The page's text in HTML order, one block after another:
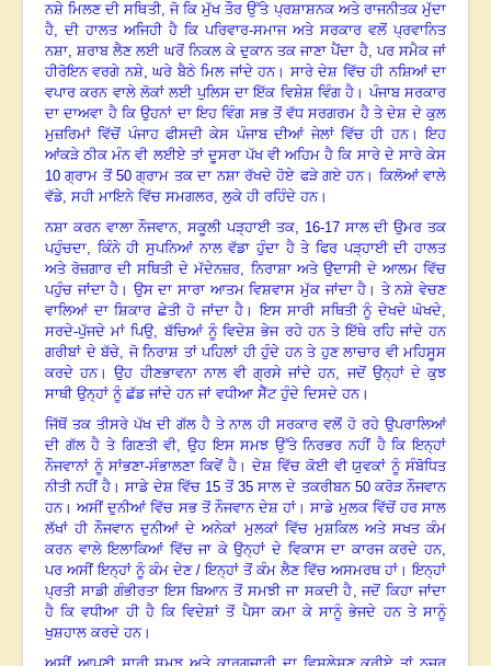
ਨਸ਼ੇ ਮਿਲਣ ਦੀ ਸਥਿਤੀ, ਜੋ ਕਿ ਮੁੱਖ ਤੌਰ ਉੱਤੇ ਪ੍ਰਸ਼ਾਸ਼ਨਕ ਅਤੇ ਰਾਜਨੀਤਕ ਮੁੱਦਾ
ਹੈ, ਦੀ ਹਾਲਤ ਅਜਿਹੀ ਹੈ ਕਿ ਪਰਿਵਾਰ-ਸਮਾਜ ਅਤੇ ਸਰਕਾਰ ਵਲੋਂ ਪ੍ਰਵਾਨਿਤ
ਨਸ਼ਾ, ਸ਼ਰਾਬ ਲੈਣ ਲਈ ਘਰੋਂ ਨਿਕਲ ਕੇ ਦੁਕਾਨ ਤਕ ਜਾਣਾ ਪੈਂਦਾ ਹੈ, ਪਰ ਸਮੈਕ ਜਾਂ
ਹੀਰੋਇਨ ਵਰਗੇ ਨਸ਼ੇ, ਘਰੇ ਬੈਠੇ ਮਿਲ ਜਾਂਦੇ ਹਨ। ਸਾਰੇ ਦੇਸ਼ ਵਿੱਚ ਹੀ ਨਸ਼ਿਆਂ ਦਾ
ਵਪਾਰ ਕਰਨ ਵਾਲੇ ਲੋਕਾਂ ਲਈ ਪੁਲਿਸ ਦਾ ਇੱਕ ਵਿਸ਼ੇਸ਼ ਵਿੰਗ ਹੈ । ਪੰਜਾਬ ਸਰਕਾਰ
ਦਾ ਦਾਅਵਾ ਹੈ ਕਿ ਉਹਨਾਂ ਦਾ ਇਹ ਵਿੰਗ ਸਭ ਤੋਂ ਵੱਧ ਸਰਗਰਮ ਹੈ ਤੇ ਦੇਸ਼ ਦੇ ਕੁਲ
ਮੁਜ਼ਰਿਮਾਂ ਵਿੱਚੋਂ ਪੰਜਾਹ ਫੀਸਦੀ ਕੇਸ ਪੰਜਾਬ ਦੀਆਂ ਜੇਲਾਂ ਵਿੱਚ ਹੀ ਹਨ।ਇਹ
ਆਂਕੜੇ ਠੀਕ ਮੰਨ ਵੀ ਲਈਏ ਤਾਂ ਦੂਸਰਾ ਪੱਖ ਵੀ ਅਹਿਮ ਹੈ ਕਿ ਸਾਰੇ ਦੇ ਸਾਰੇ ਕੇਸ
10 ਗ੍ਰਾਮ ਤੋਂ 50 ਗ੍ਰਾਮ ਤਕ ਦਾ ਨਸ਼ਾ ਰੱਖਦੇ ਹੋਏ ਫੜੇ ਗਏ ਹਨ। ਕਿਲੋਆਂ ਵਾਲੇ
ਵੱਡੇ, ਸਹੀ ਮਾਇਨੇ ਵਿੱਚ ਸਮਗਲਰ, ਲੁਕੇ ਹੀ ਰਹਿੰਦੇ ਹਨ।
ਨਸ਼ਾ ਕਰਨ ਵਾਲਾ ਨੌਜਵਾਨ, ਸਕੂਲੀ ਪੜ੍ਹਾਈ ਤਕ, 16-17 ਸਾਲ ਦੀ ਉਮਰ ਤਕ
ਪਹੁੰਚਦਾ, ਕਿੰਨੇ ਹੀ ਸੁਪਨਿਆਂ ਨਾਲ ਵੱਡਾ ਹੁੰਦਾ ਹੈ ਤੇ ਫਿਰ ਪੜ੍ਹਾਈ ਦੀ ਹਾਲਤ
ਅਤੇ ਰੋਜ਼ਗਾਰ ਦੀ ਸਥਿਤੀ ਦੇ ਮੱਦੇਨਜ਼ਰ, ਨਿਰਾਸ਼ਾ ਅਤੇ ਉਦਾਸੀ ਦੇ ਆਲਮ ਵਿੱਚ
ਪਹੁੰਚ ਜਾਂਦਾ ਹੈ । ਉਸ ਦਾ ਸਾਰਾ ਆਤਮ ਵਿਸ਼ਵਾਸ ਮੁੱਕ ਜਾਂਦਾ ਹੈ । ਤੇ ਨਸ਼ੇ ਵੇਚਣ
ਵਾਲਿਆਂ ਦਾ ਸ਼ਿਕਾਰ ਛੇਤੀ ਹੋ ਜਾਂਦਾ ਹੈ ।ਇਸ ਸਾਰੀ ਸਥਿਤੀ ਨੂੰ ਦੇਖਦੇ ਘੋਖਦੇ,
ਸਰਦੇ-ਪੁੱਜਦੇ ਮਾਂ ਪਿਉ, ਬੱਚਿਆਂ ਨੂੰ ਵਿਦੇਸ਼ ਭੇਜ ਰਹੇ ਹਨ ਤੇ ਇੱਥੇ ਰਹਿ ਜਾਂਦੇ ਹਨ
ਗਰੀਬਾਂ ਦੇ ਬੱਚੇ, ਜੋ ਨਿਰਾਸ਼ ਤਾਂ ਪਹਿਲਾਂ ਹੀ ਹੁੰਦੇ ਹਨ ਤੇ ਹੁਣ ਲਾਚਾਰ ਵੀ ਮਹਿਸੂਸ
ਕਰਦੇ ਹਨ। ਉਹ ਹੀਣਭਾਵਨਾ ਨਾਲ ਵੀ ਗ੍ਰਸੇ ਜਾਂਦੇ ਹਨ, ਜਦੋਂ ਉਨ੍ਹਾਂ ਦੇ ਕੁਝ
ਸਾਥੀ ਉਨ੍ਹਾਂ ਨੂੰ ਛੱਡ ਜਾਂਦੇ ਹਨ ਜਾਂ ਵਧੀਆ ਸੈੱਟ ਹੁੰਦੇ ਦਿਸਦੇ ਹਨ।
ਜਿੱਥੋਂ ਤਕ ਤੀਸਰੇ ਪੱਖ ਦੀ ਗੱਲ ਹੈ ਤੇ ਨਾਲ ਹੀ ਸਰਕਾਰ ਵਲੋਂ ਹੋ ਰਹੇ ਉਪਰਾਲਿਆਂ
ਦੀ ਗੱਲ ਹੈ ਤੇ ਗਿਣਤੀ ਵੀ, ਉਹ ਇਸ ਸਮਝ ਉੱਤੇ ਨਿਰਭਰ ਨਹੀਂ ਹੈ ਕਿ ਇਨ੍ਹਾਂ
ਨੌਜਵਾਨਾਂ ਨੂੰ ਸਾਂਭਣਾ-ਸੰਭਾਲਣਾ ਕਿਵੇਂ ਹੈ ।ਦੇਸ਼ ਵਿੱਚ ਕੋਈ ਵੀ ਯੁਵਕਾਂ ਨੂੰ ਸੰਬੋਧਿਤ
ਨੀਤੀ ਨਹੀਂ ਹੈ ।ਸਾਡੇ ਦੇਸ਼ ਵਿੱਚ 15 ਤੋਂ 35 ਸਾਲ ਦੇ ਤਕਰੀਬਨ 50 ਕਰੋੜ ਨੌਜਵਾਨ
ਹਨ। ਅਸੀਂ ਦੁਨੀਆਂ ਵਿੱਚ ਸਭ ਤੋਂ ਨੌਜਵਾਨ ਦੇਸ਼ ਹਾਂ ।ਸਾਡੇ ਮੁਲਕ ਵਿੱਚੋਂ ਹਰ ਸਾਲ
ਲੱਖਾਂ ਹੀ ਨੌਜਵਾਨ ਦੁਨੀਆਂ ਦੇ ਅਨੇਕਾਂ ਮੁਲਕਾਂ ਵਿੱਚ ਮੁਸ਼ਕਿਲ ਅਤੇ ਸਖਤ ਕੰਮ
ਕਰਨ ਵਾਲੇ ਇਲਾਕਿਆਂ ਵਿੱਚ ਜਾ ਕੇ ਉਨ੍ਹਾਂ ਦੇ ਵਿਕਾਸ ਦਾ ਕਾਰਜ ਕਰਦੇ ਹਨ,
ਪਰ ਅਸੀਂ ਇਨ੍ਹਾਂ ਨੂੰ ਕੰਮ ਦੇਣ / ਇਨ੍ਹਾਂ ਤੋਂ ਕੰਮ ਲੈਣ ਵਿੱਚ ਅਸਮਰਥ ਹਾਂ ।ਇਨ੍ਹਾਂ
ਪ੍ਰਤੀ ਸਾਡੀ ਗੰਭੀਰਤਾ ਇਸ ਬਿਆਨ ਤੋਂ ਸਮਝੀ ਜਾ ਸਕਦੀ ਹੈ, ਜਦੋਂ ਕਿਹਾ ਜਾਂਦਾ
ਹੈ ਕਿ ਵਧੀਆ ਹੀ ਹੈ ਕਿ ਵਿਦੇਸ਼ਾਂ ਤੋਂ ਪੈਸਾ ਕਮਾ ਕੇ ਸਾਨੂੰ ਭੇਜਦੇ ਹਨ ਤੇ ਸਾਨੂੰ
ਖੁਸ਼ਹਾਲ ਕਰਦੇ ਹਨ।